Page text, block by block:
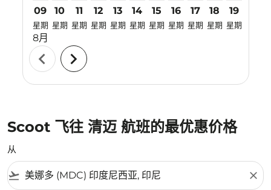
09
星期
8月
10
星期
11
星期
12
星期
13
星期
14
星期
15
星期
16
星期
17
星期
18
星期
19
星期
chevron_left chevron_right
Scoot 飞往 清迈 航班的最优惠价格
从
flight_takeoff close